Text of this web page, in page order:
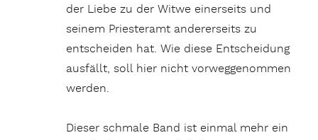
der Liebe zu der Witwe einerseits und
seinem Priesteramt andererseits zu
entscheiden hat. Wie diese Entscheidung
ausfällt, soll hier nicht vorweggenommen
werden.
Dieser schmale Band ist einmal mehr ein